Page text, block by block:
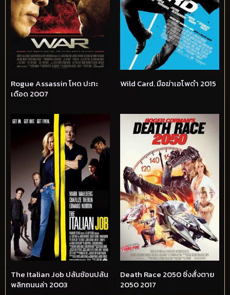
Rogue Assassin โหด ปะทะ
เดือด 2007
Wild Card. มือฆ่าเอโพดำ 2015
The Italian Job ปล้นซ้อนปล้น
พลิกถนนล่า 2003
Death Race 2050 ซิ่งสั่งตาย
2050 2017